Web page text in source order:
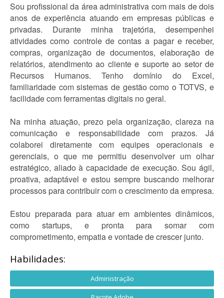
Sou profissional da área administrativa com mais de dois
anos de experiência atuando em empresas públicas e
privadas. Durante minha trajetória, desempenhei
atividades como controle de contas a pagar e receber,
compras, organização de documentos, elaboração de
relatórios, atendimento ao cliente e suporte ao setor de
Recursos Humanos. Tenho domínio do Excel,
familiaridade com sistemas de gestão como o TOTVS, e
facilidade com ferramentas digitais no geral.
Na minha atuação, prezo pela organização, clareza na
comunicação e responsabilidade com prazos. Já
colaborei diretamente com equipes operacionais e
gerenciais, o que me permitiu desenvolver um olhar
estratégico, aliado à capacidade de execução. Sou ágil,
proativa, adaptável e estou sempre buscando melhorar
processos para contribuir com o crescimento da empresa.
Estou preparada para atuar em ambientes dinâmicos,
como startups, e pronta para somar com
comprometimento, empatia e vontade de crescer junto.
Habilidades:
Administração